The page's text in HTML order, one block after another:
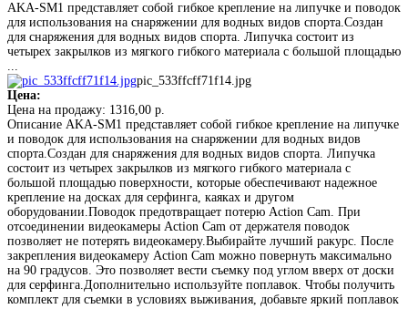
AKA-SM1 представляет собой гибкое крепление на липучке и поводок
для использования на снаряжении для водных видов спорта.Создан
для снаряжения для водных видов спорта. Липучка состоит из
четырех закрылков из мягкого гибкого материала с большой площадью
...
pic_533ffcff71f14.jpg
Цена:
Цена на продажу: 1316,00 р.
Описание AKA-SM1 представляет собой гибкое крепление на липучке
и поводок для использования на снаряжении для водных видов
спорта.Создан для снаряжения для водных видов спорта. Липучка
состоит из четырех закрылков из мягкого гибкого материала с
большой площадью поверхности, которые обеспечивают надежное
крепление на досках для серфинга, каяках и другом
оборудовании.Поводок предотвращает потерю Action Cam. При
отсоединении видеокамеры Action Cam от держателя поводок
позволяет не потерять видеокамеру.Выбирайте лучший ракурс. После
закрепления видеокамеру Action Cam можно повернуть максимально
на 90 градусов. Это позволяет вести съемку под углом вверх от доски
для серфинга.Дополнительно используйте поплавок. Чтобы получить
комплект для съемки в условиях выживания, добавьте яркий поплавок